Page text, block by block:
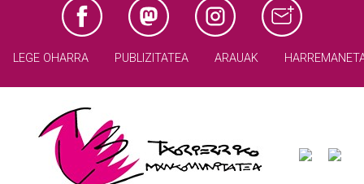
LEGE OHARRA PUBLIZITATEA ARAUAK